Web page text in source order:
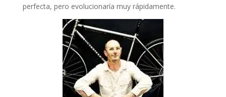
perfecta, pero evolucionaría muy rápidamente.